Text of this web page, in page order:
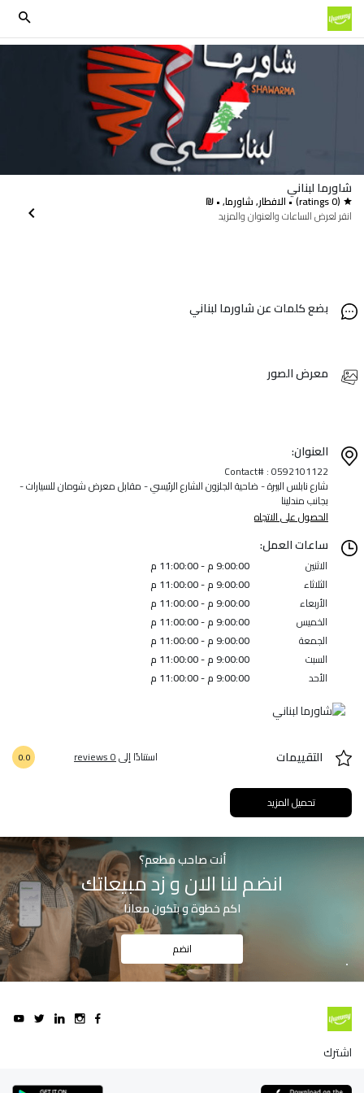
شاورما لبناني
(0 ratings) • الافطار, شاورما, • ₪
انقر لعرض الساعات والعنوان والمزيد
بضع كلمات عن شاورما لبناني
معرض الصور
العنوان:
Contact# : 0592101122
شارع نابلس البيرة - ضاحية الجلزون الشارع الرئيسي - مقابل معرض شومان للسيارات -
بجانب مندلينا
الحصول على الاتجاه
ساعات العمل:
الاثنين
9:00:00 م - 11:00:00 م
الثلاثاء
9:00:00 م - 11:00:00 م
الأربعاء
9:00:00 م - 11:00:00 م
الخميس
9:00:00 م - 11:00:00 م
الجمعة
9:00:00 م - 11:00:00 م
السبت
9:00:00 م - 11:00:00 م
الأحد
9:00:00 م - 11:00:00 م
التقييمات استنادًا إلى0 reviews
0.0
تحميل المزيد
أنت صاحب مطعم؟
انضم لنا الان و زد مبيعاتك
اكم خطوة و بتكون معانا
انضم
اشترك